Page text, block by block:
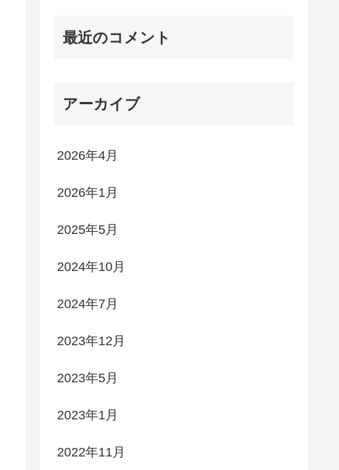
最近のコメント
アーカイブ
2026年4月
2026年1月
2025年5月
2024年10月
2024年7月
2023年12月
2023年5月
2023年1月
2022年11月